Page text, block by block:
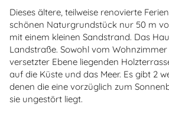
Dieses ältere, teilweise renovierte
schönen Naturgrundstück nur 50 m
mit einem kleinen Sandstrand. Das
Landstraße. Sowohl vom
versetzter Ebene liegenden
auf die Küste und das Meer. Es gibt 2
denen die eine vorzüglich zum
sie ungestört liegt.